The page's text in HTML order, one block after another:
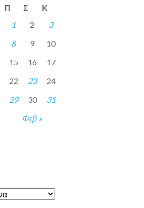
Π Σ Κ
Φεβ »
1 2
3
8 9
10
15 16
17
22 23
24
29 30 31